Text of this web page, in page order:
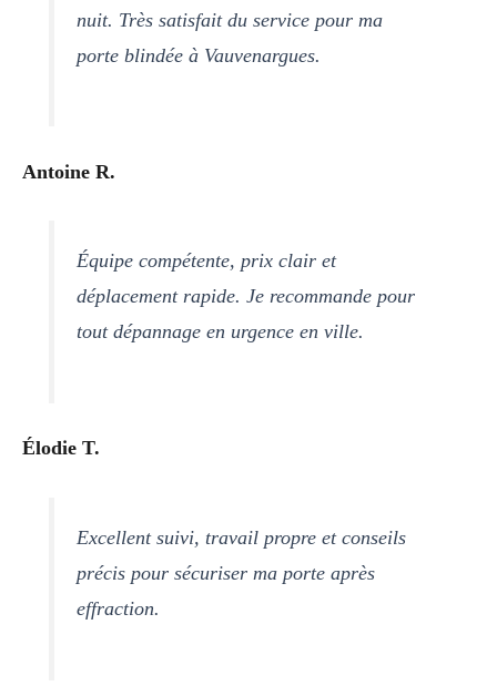
nuit. Très satisfait du service pour ma
porte blindée à Vauvenargues.
Antoine R.
Équipe compétente, prix clair et
déplacement rapide. Je recommande pour
tout dépannage en urgence en ville.
Élodie T.
Excellent suivi, travail propre et conseils
précis pour sécuriser ma porte après
effraction.